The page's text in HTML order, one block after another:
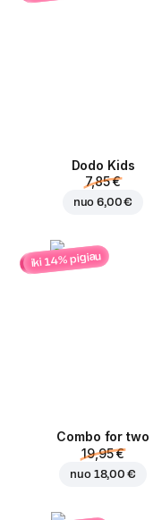
Dodo Kids
7,85 €
nuo6,00 €
iki 14% pigiau
Combo for two
19,95 €
nuo 18,00 €